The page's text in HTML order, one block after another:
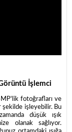
İşlemci
fotoğrafları ve
şekilde işleyebilir. Bu
düşük ışık
olanak sağlıyor.